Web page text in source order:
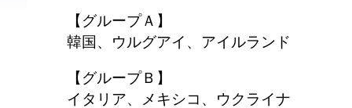
【グループＡ】
韓国、ウルグアイ、アイルランド
【グループＢ】
イタリア、メキシコ、ウクライナ